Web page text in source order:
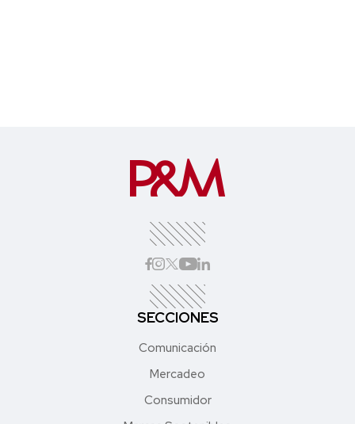
SECCIONES
Comunicación
Mercadeo
Consumidor